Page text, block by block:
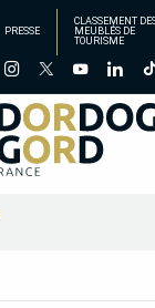
PRESSE
CLASSEMENT
MEUBLÉS DE
TOURISME